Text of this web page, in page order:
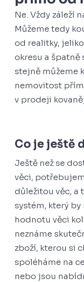
Ne. Vždy záleží
Můžeme tedy
od realitky,
okresu a špatně
stejně můžeme
nemovitost
v prodeji
Co je ještě
Ještě než se
věci,
důležitou věc, a
systém, který
hodnotu věci
neznáme
zboží, kterou si
spoléháme na
nebo jsou